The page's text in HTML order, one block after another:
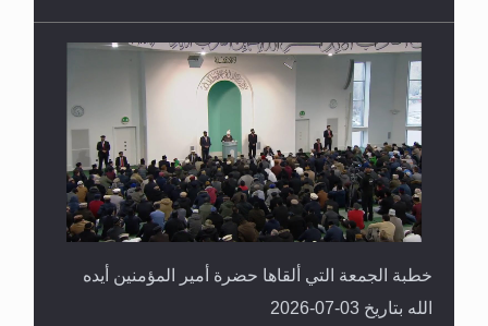
خطبة الجمعة التي ألقاها حضرة أمير المؤمنين أيده
الله بتاريخ 03-07-2026